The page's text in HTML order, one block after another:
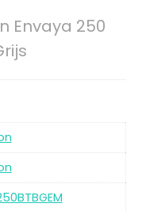
Envaya 250